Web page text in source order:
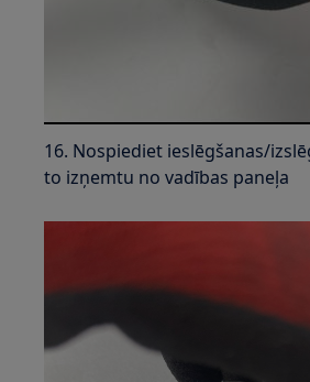
16. Nospiediet ieslēgšanas/
to izņemtu no vadības paneļa